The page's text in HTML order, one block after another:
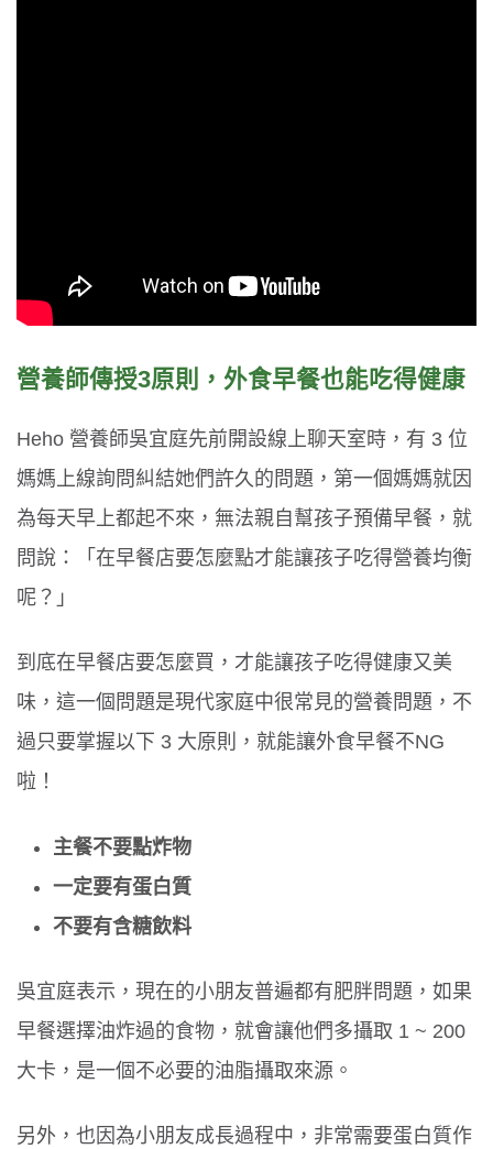
營養師傳授3原則，外食早餐也能吃得健康
Heho 營養師吳宜庭先前開設線上聊天室時，有 3 位
媽媽上線詢問糾結她們許久的問題，第一個媽媽就因
為每天早上都起不來，無法親自幫孩子預備早餐，就
問說：「在早餐店要怎麼點才能讓孩子吃得營養均衡
呢？」
到底在早餐店要怎麼買，才能讓孩子吃得健康又美
味，這一個問題是現代家庭中很常見的營養問題，不
過只要掌握以下 3 大原則，就能讓外食早餐不NG
啦！
主餐不要點炸物
一定要有蛋白質
不要有含糖飲料
吳宜庭表示，現在的小朋友普遍都有肥胖問題，如果
早餐選擇油炸過的食物，就會讓他們多攝取 1 ~ 200
大卡，是一個不必要的油脂攝取來源。
另外，也因為小朋友成長過程中，非常需要蛋白質作